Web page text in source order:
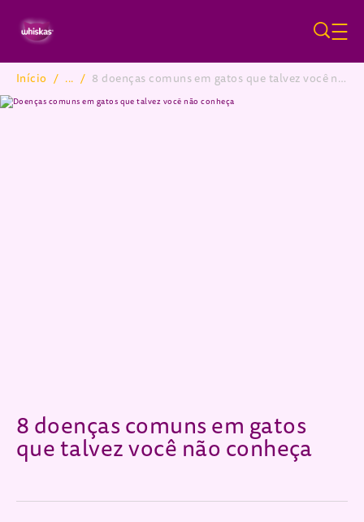
Breadcrumb
Início / ... / 8 doenças comuns em gatos que talvez você não conheça
8 doenças comuns em gatos
que talvez você não conheça